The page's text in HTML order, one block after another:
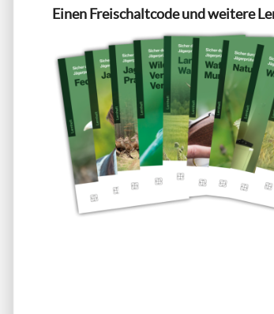
Einen Freischaltcode und weitere